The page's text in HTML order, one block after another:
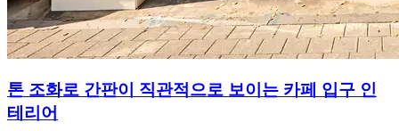
톤 조화로 간판이 직관적으로 보이는 카페 입구 인
테리어